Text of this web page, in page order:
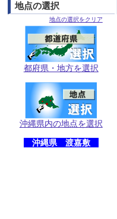
地点の選択
地点の選択をクリア
都府県・地方を選択
沖縄県内の地点を選択
沖縄県 渡嘉敷